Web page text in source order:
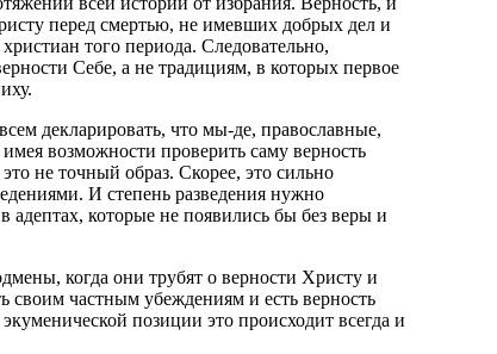
перед смертью, не имевших добрых дел и
того периода. Следовательно,
Себе, а не традициям, в которых первое
декларировать, что мы-де, православные,
возможности проверить саму верность
не точный образ. Скорее, это сильно
И степень разведения нужно
которые не появились бы без веры и
когда они трубят о верности Христу и
своим частным убеждениям и есть верность
позиции это происходит всегда и